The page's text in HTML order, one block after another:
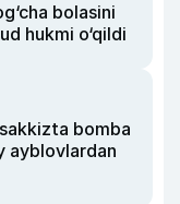
bolasini
hukmi o‘qildi
bomba
ayblovlardan